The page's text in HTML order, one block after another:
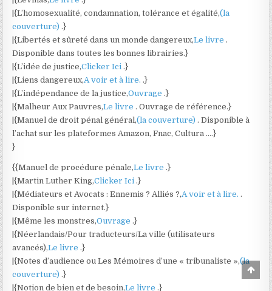
|{L’homosexualité, condamnation, tolérance et égalité,(la
couverture) .}
|{Libertés et sûreté dans un monde dangereux,Le livre .
Disponible dans toutes les bonnes librairies.}
|{L’idée de justice,Clicker Ici .}
|{Liens dangereux,A voir et à lire. .}
|{L’indépendance de la justice,Ouvrage .}
|{Malheur Aux Pauvres,Le livre . Ouvrage de référence.}
|{Manuel de droit pénal général,(la couverture) . Disponible à
l’achat sur les plateformes Amazon, Fnac, Cultura ….}
}
{{Manuel de procédure pénale,Le livre .}
|{Martin Luther King,Clicker Ici .}
|{Médiateurs et Avocats : Ennemis ? Alliés ?,A voir et à lire. .
Disponible sur internet.}
|{Même les monstres,Ouvrage .}
|{Néerlandais/Pour traducteurs/La ville (utilisateurs
avancés),Le livre .}
|{Notes d’audience ou Les Mémoires d’une « tribunaliste »,(la
couverture) .}
|{Notion de bien et de besoin,Le livre .}
to
Top